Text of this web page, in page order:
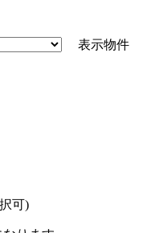
表示物件
可)